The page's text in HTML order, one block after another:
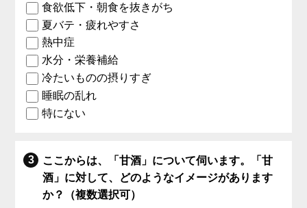
食欲低下・朝食を抜きがち
夏バテ・疲れやすさ
熱中症
水分・栄養補給
冷たいものの摂りすぎ
睡眠の乱れ
特にない
ここからは、「甘酒」について伺います。「甘
酒」に対して、どのようなイメージがあります
か？（複数選択可）